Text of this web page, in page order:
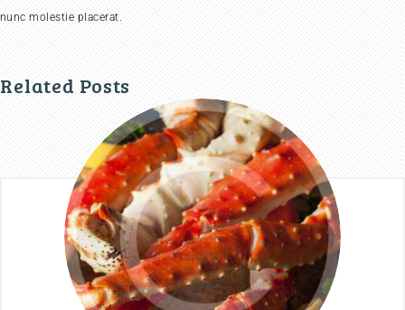
nunc molestie placerat.
Related Posts